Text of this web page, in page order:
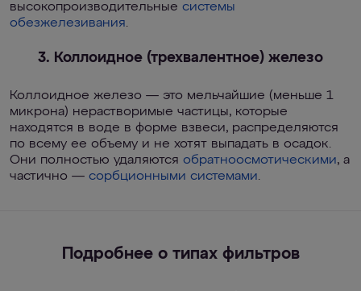
высокопроизводительные системы
обезжелезивания.
3. Коллоидное (трехвалентное) железо
Коллоидное железо — это мельчайшие (меньше 1
микрона) нерастворимые частицы, которые
находятся в воде в форме взвеси, распределяются
по всему ее объему и не хотят выпадать в осадок.
Они полностью удаляются обратноосмотическими, а
частично — сорбционными системами.
Подробнее о типах фильтров